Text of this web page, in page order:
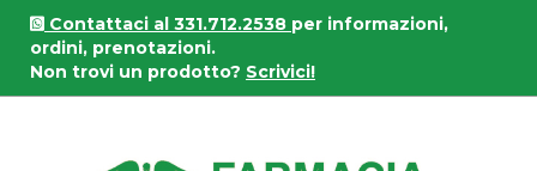
Passa
contenuto
principale
Contattaci al 331.712.2538 per informazioni,
ordini, prenotazioni.
Non trovi un prodotto? Scrivici!